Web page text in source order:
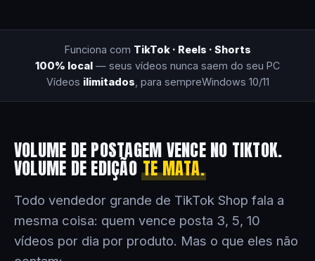
Funciona com TikTok · Reels · Shorts
100% local — seus vídeos nunca saem do seu PC
Vídeos ilimitados , para sempreWindows 10/11
VOLUME DE POSTAGEM VENCE NO TIKTOK.
VOLUME DE EDIÇÃOTE MATA.
Todo vendedor grande de TikTok Shop fala a
mesma coisa: quem vence posta 3, 5, 10
vídeos por dia por produto. Mas o que eles não